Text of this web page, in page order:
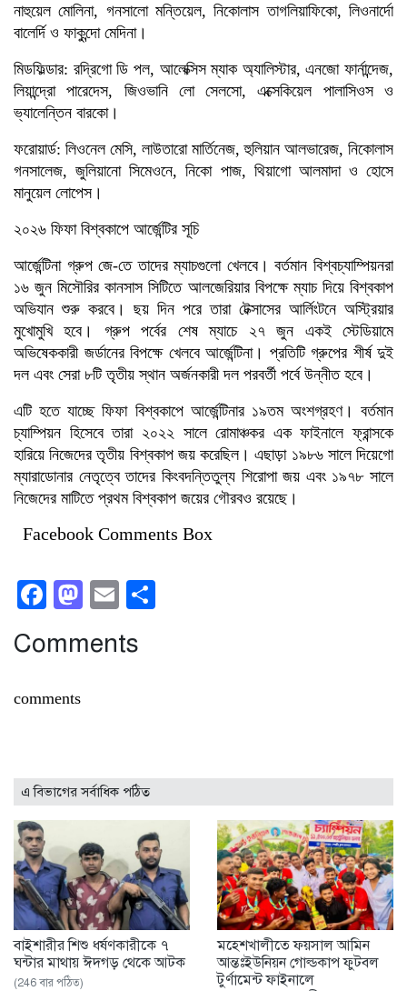
নাহুয়েল মোলিনা, গনসালো মন্তিয়েল, নিকোলাস তাগলিয়াফিকো, লিওনার্দো
বালের্দি ও ফাকুন্দো মেদিনা।
মিডফিল্ডার: রদ্রিগো ডি পল, আলেক্সিস ম্যাক অ্যালিস্টার, এনজো ফার্নান্দেজ,
লিয়ান্দ্রো পারেদেস, জিওভানি লো সেলসো, এক্সেকিয়েল পালাসিওস ও
ভ্যালেন্তিন বারকো।
ফরোয়ার্ড: লিওনেল মেসি, লাউতারো মার্তিনেজ, হুলিয়ান আলভারেজ, নিকোলাস
গনসালেজ, জুলিয়ানো সিমেওনে, নিকো পাজ, থিয়াগো আলমাদা ও হোসে
মানুয়েল লোপেস।
২০২৬ ফিফা বিশ্বকাপে আর্জেন্টির সূচি
আর্জেন্টিনা গ্রুপ জে-তে তাদের ম্যাচগুলো খেলবে। বর্তমান বিশ্বচ্যাম্পিয়নরা
১৬ জুন মিসৌরির কানসাস সিটিতে আলজেরিয়ার বিপক্ষে ম্যাচ দিয়ে বিশ্বকাপ
অভিযান শুরু করবে। ছয় দিন পরে তারা টেক্সাসের আর্লিংটনে অস্ট্রিয়ার
মুখোমুখি হবে। গ্রুপ পর্বের শেষ ম্যাচে ২৭ জুন একই স্টেডিয়ামে
অভিষেককারী জর্ডানের বিপক্ষে খেলবে আর্জেন্টিনা। প্রতিটি গ্রুপের শীর্ষ দুই
দল এবং সেরা ৮টি তৃতীয় স্থান অর্জনকারী দল পরবর্তী পর্বে উন্নীত হবে।
এটি হতে যাচ্ছে ফিফা বিশ্বকাপে আর্জেন্টিনার ১৯তম অংশগ্রহণ। বর্তমান
চ্যাম্পিয়ন হিসেবে তারা ২০২২ সালে রোমাঞ্চকর এক ফাইনালে ফ্রান্সকে
হারিয়ে নিজেদের তৃতীয় বিশ্বকাপ জয় করেছিল। এছাড়া ১৯৮৬ সালে দিয়েগো
ম্যারাডোনার নেতৃত্বে তাদের কিংবদন্তিতুল্য শিরোপা জয় এবং ১৯৭৮ সালে
নিজেদের মাটিতে প্রথম বিশ্বকাপ জয়ের গৌরবও রয়েছে।
Facebook Comments Box
Facebook
Mastodon
Email
Comments
comments
এ বিভাগের সর্বাধিক পঠিত
বাইশারীর শিশু ধর্ষণকারীকে ৭
ঘন্টার মাথায় ঈদগড় থেকে আটক
(246 বার পঠিত)
মহেশখালীতে ফয়সাল আমিন
আন্তঃইউনিয়ন গোল্ডকাপ ফুটবল
টুর্ণামেন্ট ফাইনালে